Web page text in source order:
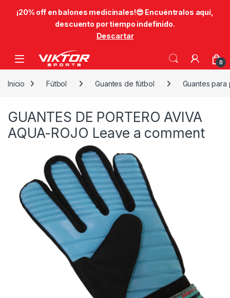
​¡20% off en balones medicinales!😎​ Encuéntralos aquí,
descuento por tiempo indefinido.
Descartar
Skip to navigation
Skip to content
0
Inicio Fútbol Guantes de fútbol Guantes
GUANTES DE PORTERO AVIVA
AQUA-ROJO Leave a comment